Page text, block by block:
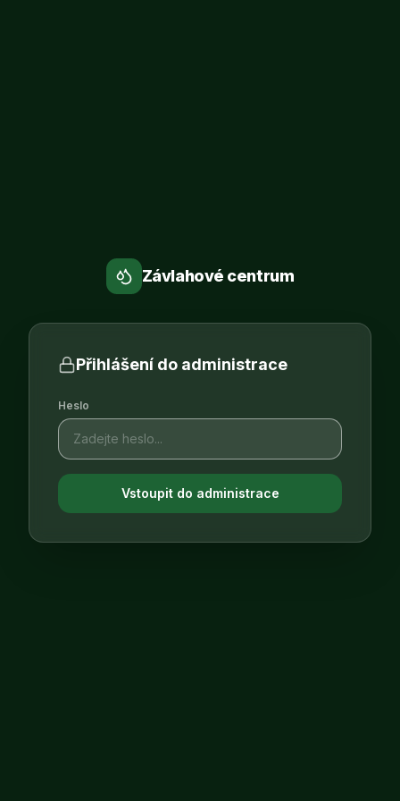
Závlahové centrum
Přihlášení do administrace
Heslo
Vstoupit do administrace